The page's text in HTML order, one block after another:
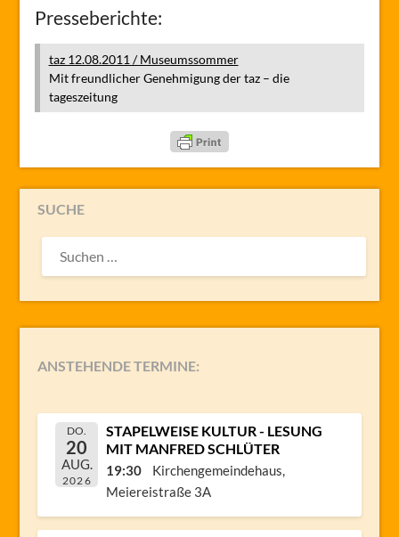
Presseberichte:
taz 12.08.2011 / Museumssommer
Mit freundlicher Genehmigung der taz – die
tageszeitung
SUCHE
SUCHEN
NACH:
ANSTEHENDE TERMINE:
DO.
20
AUG.
2026
STAPELWEISE KULTUR - LESUNG
MIT MANFRED SCHLÜTER
19:30
Kirchengemeindehaus,
Meiereistraße 3A